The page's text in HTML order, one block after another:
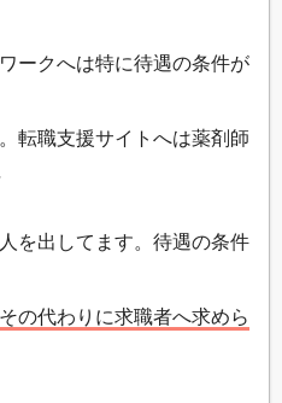
ークへは特に待遇の条件が
転職支援サイトへは薬剤師
を出してます。待遇の条件
その代わりに求職者へ求めら